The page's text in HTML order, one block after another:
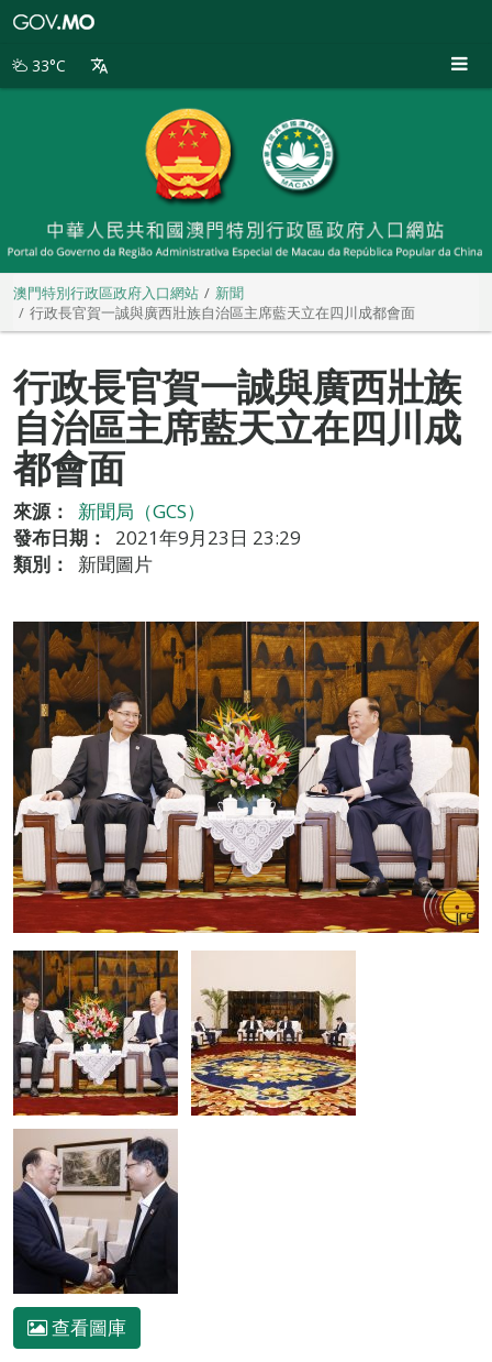
別
33°C
澳門特別行政區政府入口網站
新聞
行政長官賀一誠與廣西壯族自治區主席藍天立在四川成都會面
行政長官賀一誠與廣西壯族
自治區主席藍天立在四川成
都會面
來源：
新聞局（GCS）
發布日期：
2021年9月23日 23:29
類別：
新聞圖片
查看圖庫